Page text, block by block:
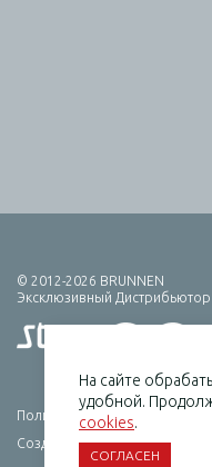
© 2012-2026 BRUNNEN
Эксклюзивный Дистрибьютор
Политика конфиденциальности
Создание сайта — HCube
На сайте
удобной.
cookies.
СОГЛАСЕН